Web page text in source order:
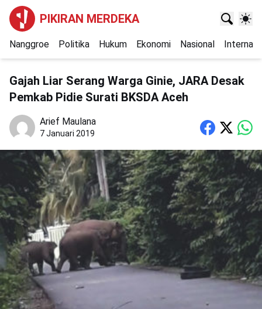
PIKIRAN MERDEKA
Nanggroe Politika Hukum Ekonomi Nasional
Gajah Liar Serang Warga Ginie, JARA Desak
Pemkab Pidie Surati BKSDA Aceh
Arief Maulana
7 Januari 2019